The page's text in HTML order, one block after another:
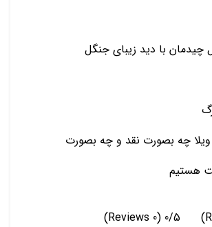
چیدمان با دید زیبای جنگل
ویلا چه بصورت نقد و چه بصورت
هستیم
0/5
(0 Reviews)